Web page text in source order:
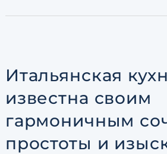
Итальянская
известна своим
гармоничным
простоты и